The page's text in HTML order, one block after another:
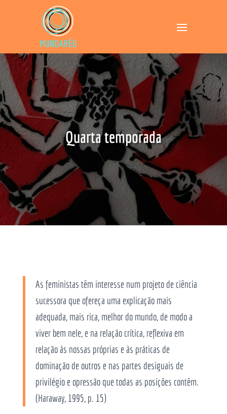
Quarta temporada
As feministas têm interesse num projeto de ciência
sucessora que ofereça uma explicação mais
adequada, mais rica, melhor do mundo, de modo a
viver bem nele, e na relação crítica, reflexiva em
relação às nossas próprias e às práticas de
dominação de outros e nas partes desiguais de
privilégio e opressão que todas as posições contêm.
(Haraway, 1995, p. 15)